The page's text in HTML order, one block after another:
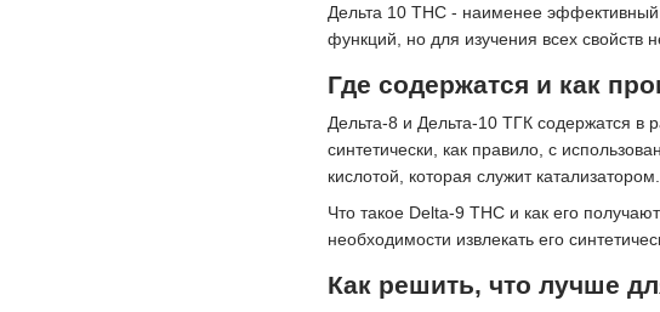
Дельта 10 THC - наименее
функций, но для изучения всех свойств
Где содержатся и как
Дельта-8 и Дельта-10 ТГК содержатся в
синтетически, как правило, с
кислотой, которая служит катализатором.
Что такое Delta-9 THC и как его
необходимости извлекать его
Как решить, что лучше